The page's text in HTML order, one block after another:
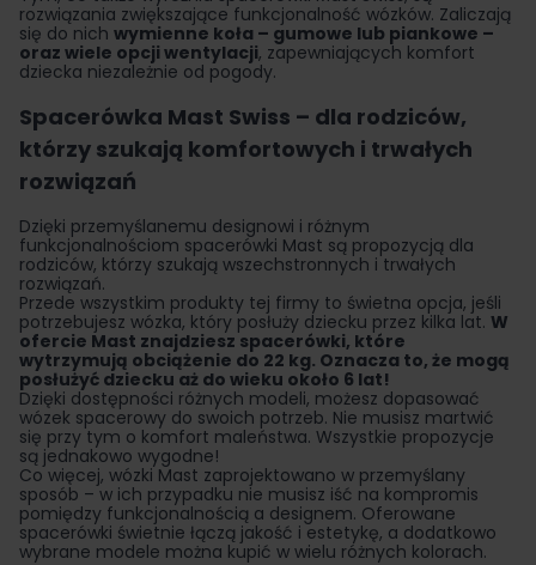
rozwiązania zwiększające funkcjonalność wózków. Zaliczają
się do nich wymienne koła – gumowe lub piankowe –
oraz wiele opcji wentylacji, zapewniających komfort
dziecka niezależnie od pogody.
Spacerówka Mast Swiss – dla rodziców,
którzy szukają komfortowych i trwałych
rozwiązań
Dzięki przemyślanemu designowi i różnym
funkcjonalnościom spacerówki Mast są propozycją dla
rodziców, którzy szukają wszechstronnych i trwałych
rozwiązań.
Przede wszystkim produkty tej firmy to świetna opcja, jeśli
potrzebujesz wózka, który posłuży dziecku przez kilka lat. W
ofercie Mast znajdziesz spacerówki, które
wytrzymują obciążenie do 22 kg. Oznacza to, że mogą
posłużyć dziecku aż do wieku około 6 lat!
Dzięki dostępności różnych modeli, możesz dopasować
wózek spacerowy do swoich potrzeb. Nie musisz martwić
się przy tym o komfort maleństwa. Wszystkie propozycje
są jednakowo wygodne!
Co więcej, wózki Mast zaprojektowano w przemyślany
sposób – w ich przypadku nie musisz iść na kompromis
pomiędzy funkcjonalnością a designem. Oferowane
spacerówki świetnie łączą jakość i estetykę, a dodatkowo
wybrane modele można kupić w wielu różnych kolorach.